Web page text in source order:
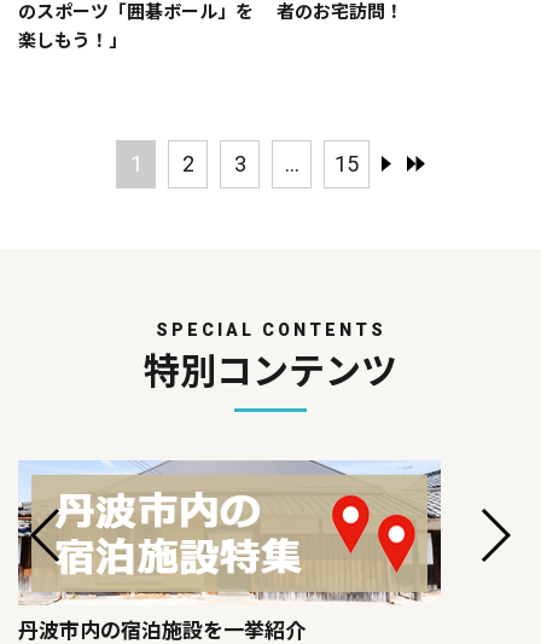
のスポーツ「囲碁ボール」を
楽しもう！」
者のお宅訪問！
1 2 3 ... 15
SPECIAL CONTENTS
特別コンテンツ
丹波市内の宿泊施設を一挙紹介